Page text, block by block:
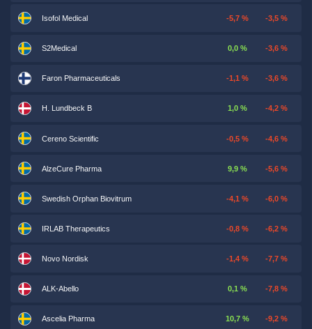
Isofol Medical -5,7 % -3,5 %
S2Medical 0,0 % -3,6 %
Faron Pharmaceuticals -1,1 % -3,6 %
H. Lundbeck B 1,0 % -4,2 %
Cereno Scientific -0,5 % -4,6 %
AlzeCure Pharma 9,9 % -5,6 %
Swedish Orphan Biovitrum -4,1 % -6,0 %
IRLAB Therapeutics -0,8 % -6,2 %
Novo Nordisk -1,4 % -7,7 %
ALK-Abello 0,1 % -7,8 %
Ascelia Pharma 10,7 % -9,2 %